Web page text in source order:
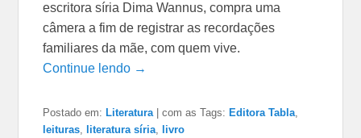
escritora síria Dima Wannus, compra uma
câmera a fim de registrar as recordações
familiares da mãe, com quem vive.
Continue lendo →
Postado em: Literatura |com as Tags: Editora Tabla,
leituras, literatura síria, livro